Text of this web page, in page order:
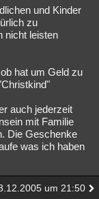
und Kinder
zu
nicht leisten
hat um Geld zu
auch jederzeit
mit Familie
Die Geschenke
was ich haben
um 21:50